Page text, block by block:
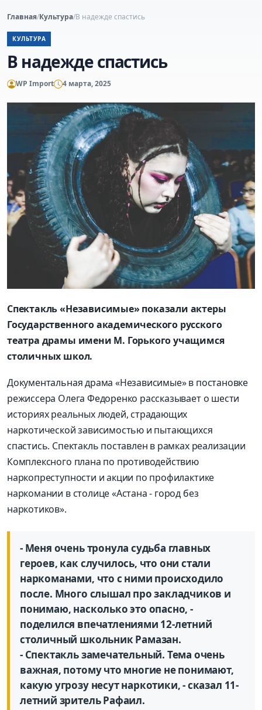
Главная/Культура/В надежде спастись
КУЛЬТУРА
В надежде спастись
WP Import 4 марта, 2025
Спектакль «Независимые» показали актеры
Государственного академического русского
театра драмы имени М. Горького учащимся
столичных школ.
Документальная драма «Независимые» в постановке
режиссера Олега Федоренко рассказывает о шести
историях реальных людей, страдающих
наркотической зависимостью и пытающихся
спастись. Спектакль поставлен в рамках реализации
Комплексного плана по противодействию
наркопреступности и акции по профилактике
наркомании в столице «Астана - город без
наркотиков».
- Меня очень тронула судьба главных
героев, как случилось, что они стали
наркоманами, что с ними происходило
после. Много слышал про закладчиков и
понимаю, насколько это опасно, -
поделился впечатлениями 12-летний
столичный школьник Рамазан.
- Спектакль замечательный. Тема очень
важная, потому что многие не понимают,
какую угрозу несут наркотики, - сказал 11-
летний зритель Рафаил.